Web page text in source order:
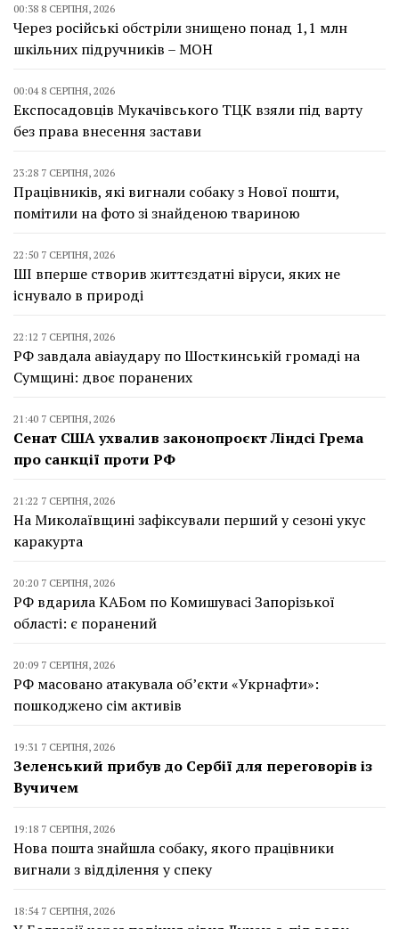
00:38 8 СЕРПНЯ, 2026
Через російські обстріли знищено понад 1,1 млн
шкільних підручників – МОН
00:04 8 СЕРПНЯ, 2026
Експосадовців Мукачівського ТЦК взяли під варту
без права внесення застави
23:28 7 СЕРПНЯ, 2026
Працівників, які вигнали собаку з Нової пошти,
помітили на фото зі знайденою твариною
22:50 7 СЕРПНЯ, 2026
ШІ вперше створив життєздатні віруси, яких не
існувало в природі
22:12 7 СЕРПНЯ, 2026
РФ завдала авіаудару по Шосткинській громаді на
Сумщині: двоє поранених
21:40 7 СЕРПНЯ, 2026
Сенат США ухвалив законопроєкт Ліндсі Грема
про санкції проти РФ
21:22 7 СЕРПНЯ, 2026
На Миколаївщині зафіксували перший у сезоні укус
каракурта
20:20 7 СЕРПНЯ, 2026
РФ вдарила КАБом по Комишувасі Запорізької
області: є поранений
20:09 7 СЕРПНЯ, 2026
РФ масовано атакувала об’єкти «Укрнафти»:
пошкоджено сім активів
19:31 7 СЕРПНЯ, 2026
Зеленський прибув до Сербії для переговорів із
Вучичем
19:18 7 СЕРПНЯ, 2026
Нова пошта знайшла собаку, якого працівники
вигнали з відділення у спеку
18:54 7 СЕРПНЯ, 2026